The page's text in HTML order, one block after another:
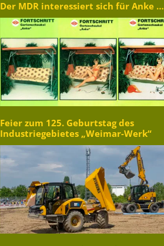
Der MDR interessiert sich für Anke …
Feier zum 125. Geburtstag des
Industriegebietes „Weimar-Werk“